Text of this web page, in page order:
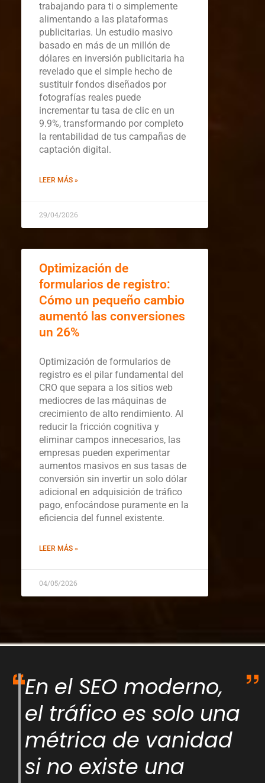
trabajando para ti o simplemente
alimentando a las plataformas
publicitarias. Un estudio masivo
basado en más de un millón de
dólares en inversión publicitaria ha
revelado que el simple hecho de
sustituir fondos diseñados por
fotografías reales puede
incrementar tu tasa de clic en un
9.9%, transformando por completo
la rentabilidad de tus campañas de
captación digital.
LEER MÁS »
29/04/2026
Optimización de
formularios de registro:
Cómo un pequeño cambio
aumentó las conversiones
un 26%
Optimización de formularios de
registro es el pilar fundamental del
CRO que separa a los sitios web
mediocres de las máquinas de
crecimiento de alto rendimiento. Al
reducir la fricción cognitiva y
eliminar campos innecesarios, las
empresas pueden experimentar
aumentos masivos en sus tasas de
conversión sin invertir un solo dólar
adicional en adquisición de tráfico
pago, enfocándose puramente en la
eficiencia del funnel existente.
LEER MÁS »
04/05/2026
En el SEO moderno,
el tráfico es solo una
métrica de vanidad
si no existe una